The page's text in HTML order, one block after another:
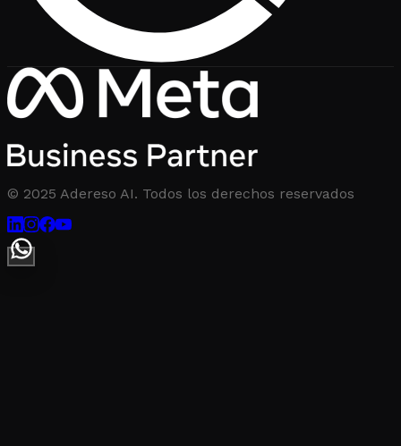
© 2025 Adereso AI. Todos los derechos reservados